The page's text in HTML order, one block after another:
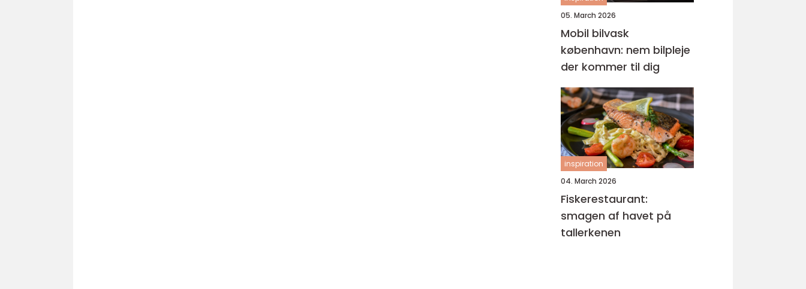
05. March 2026
Mobil bilvask
københavn: nem bilpleje
der kommer til dig
inspiration
04. March 2026
Fiskerestaurant:
smagen af havet på
tallerkenen